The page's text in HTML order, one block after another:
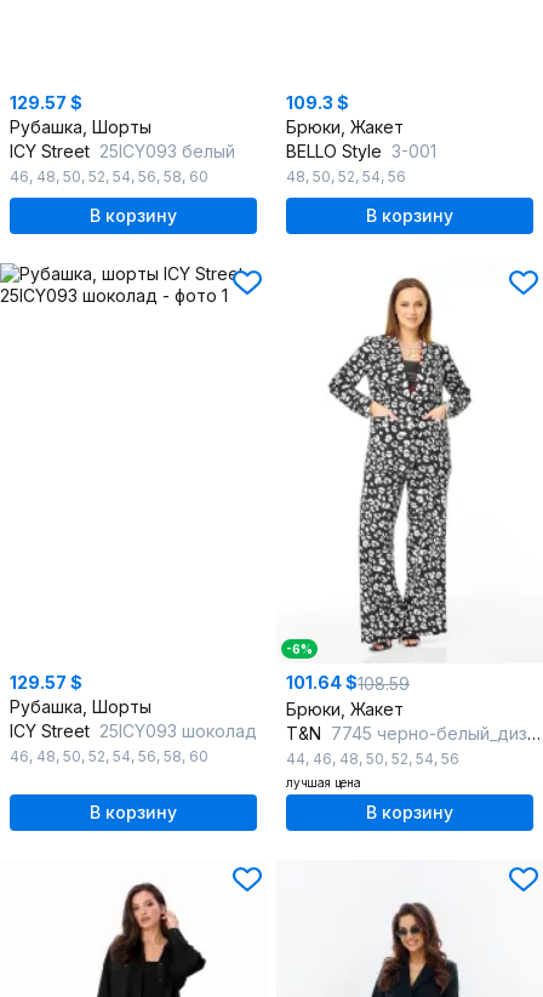
129.57 $
Рубашка, Шорты
ICY Street 25ICY093 белый
46, 48, 50, 52, 54, 56, 58, 60
В корзину
109.3 $
Брюки, Жакет
BELLO Style 3-001
48, 50, 52, 54, 56
В корзину
129.57 $
Рубашка, Шорты
ICY Street 25ICY093 шоколад
46, 48, 50, 52, 54, 56, 58, 60
В корзину
-6%
101.64 $108.59
Брюки, Жакет
T&N 7745 черно-белый_дизайн
44, 46, 48, 50, 52, 54, 56
лучшая цена
В корзину